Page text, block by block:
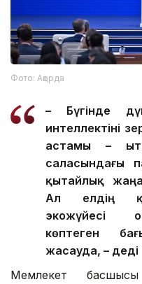
Фото: Ақорда
– Бүгінде
интеллектіні
астамы –
саласындағы
қытайлық
Ал елдің
экожүйесі
көптеген
жасауда, –
Мемлекет